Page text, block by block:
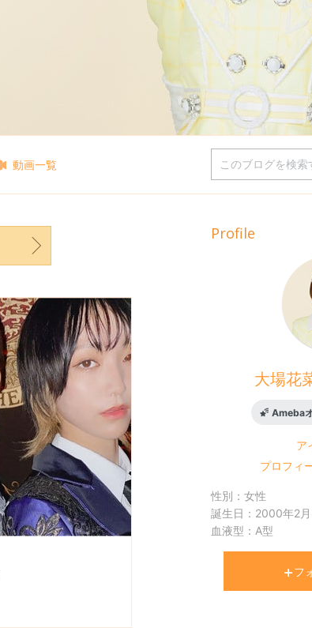
動画一覧
Profile
大場花
Ameba
ア
プロフィ
性別： 女性
誕生日： 2000年2
血液型： A型
フ